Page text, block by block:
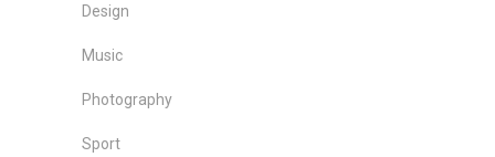
Design
Music
Photography
Sport